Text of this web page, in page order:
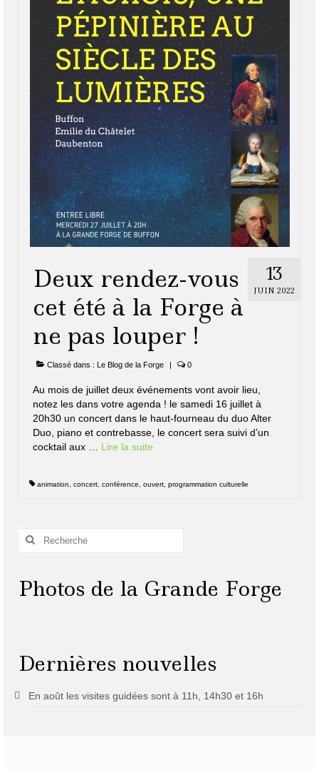
13
JUIN 2022
Deux rendez-vous
cet été à la Forge à
ne pas louper !
Classé dans : Le Blog de la Forge | 0
Au mois de juillet deux événements vont avoir lieu,
notez les dans votre agenda ! le samedi 16 juillet à
20h30 un concert dans le haut-fourneau du duo Alter
Duo, piano et contrebasse, le concert sera suivi d’un
cocktail aux … Lire la suite­­
animation concert conférence ouvert programmation culturelle
Rechercher
Photos de la Grande Forge
Dernières nouvelles
En août les visites guidées sont à 11h, 14h30 et 16h